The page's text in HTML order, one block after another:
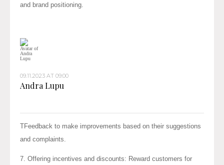
and brand positioning.
09.11.2023 AT 09:00
Andra Lupu
TFeedback to make improvements based on their suggestions
and complaints.
7. Offering incentives and discounts: Reward customers for